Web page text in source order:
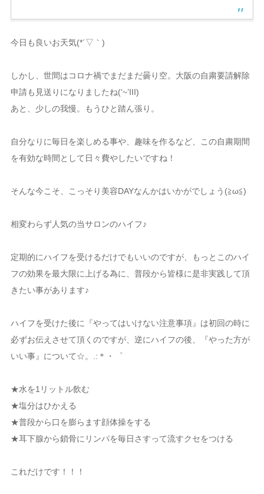
今日も良いお天気(*´▽｀)
しかし、世間はコロナ禍でまだまだ曇り空。大阪の自粛要請解除
申請も見送りになりましたね(‘~’III)
あと、少しの我慢。もうひと踏ん張り。
自分なりに毎日を楽しめる事や、趣味を作るなど、この自粛期間
を有効な時間として日々費やしたいですね！
そんな今こそ、こっそり美容DAYなんかはいかがでしょう(≧ω≦)
相変わらず人気の当サロンのハイフ♪
定期的にハイフを受けるだけでもいいのですが、もっとこのハイ
フの効果を最大限に上げる為に、普段から皆様に是非実践して頂
きたい事があります♪
ハイフを受けた後に『やってはいけない注意事項』は初回の時に
必ずお伝えさせて頂くのですが、逆にハイフの後、『やった方が
いい事』について☆。.:＊・゜
★水を1リットル飲む
★塩分はひかえる
★普段から口を膨らます顔体操をする
★耳下腺から鎖骨にリンパを毎日さすって流すクセをつける
これだけです！！！